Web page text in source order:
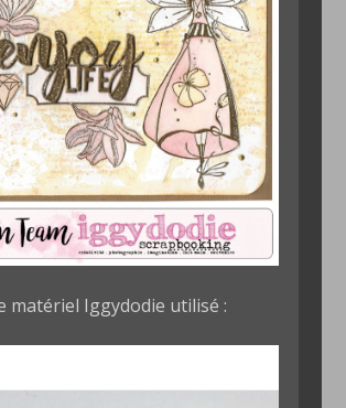
matériel Iggydodie utilisé :